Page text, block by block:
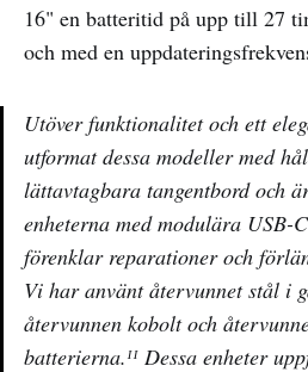
16" en batteritid på upp till 27
och med en
Utöver funktionalitet och ett
utformat dessa modeller med
lättavtagbara tangentbord och
enheterna med modulära USB-
förenklar reparationer och
Vi har använt återvunnet stål i
återvunnen kobolt och
batterierna.ᴵᴵ Dessa enheter